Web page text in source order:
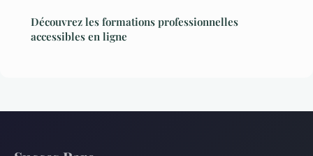
Découvrez les formations professionnelles
accessibles en ligne